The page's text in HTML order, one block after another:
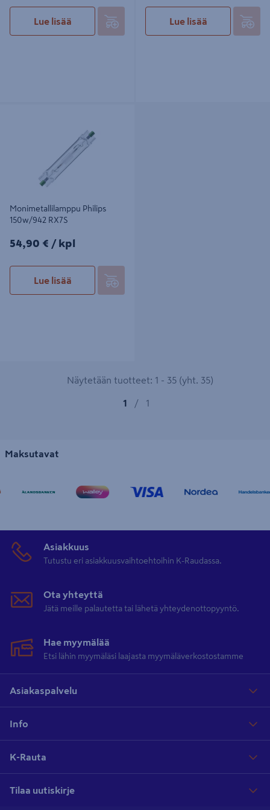
Lue lisää Lue lisää
Monimetallilamppu Philips
150w/942 RX7S
54,90€/kpl
54,90 € / kpl
Lue lisää
Näytetään tuotteet: 1 - 35 (yht. 35)
1 / 1
Maksutavat
Asiakkuus
Tutustu eri asiakkuusvaihtoehtoihin K-Raudassa.
Ota yhteyttä
Jätä meille palautetta tai lähetä yhteydenottopyyntö.
Hae myymälää
Etsi lähin myymäläsi laajasta myymäläverkostostamme
Asiakaspalvelu
Info
K-Rauta
Tilaa uutiskirje